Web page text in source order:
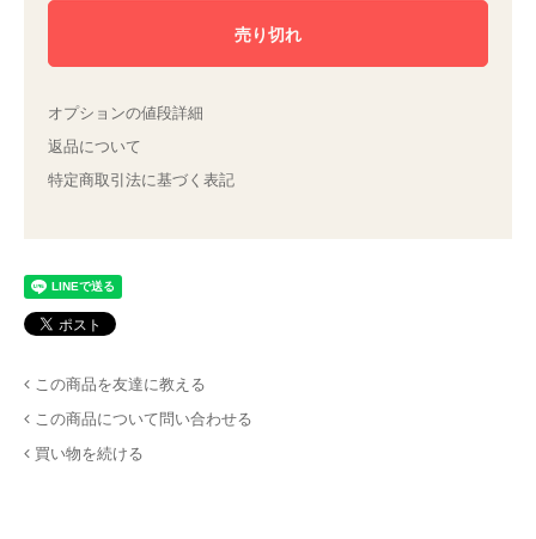
オプションの値段詳細
返品について
特定商取引法に基づく表記
この商品を友達に教える
この商品について問い合わせる
買い物を続ける